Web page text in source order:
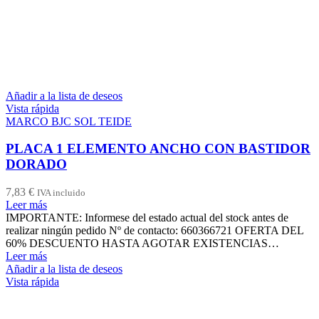
Añadir a la lista de deseos
Vista rápida
MARCO BJC SOL TEIDE
PLACA 1 ELEMENTO ANCHO CON BASTIDOR
DORADO
7,83 € IVA incluido
Leer más
IMPORTANTE: Informese del estado actual del stock antes de
realizar ningún pedido Nº de contacto: 660366721 OFERTA DEL
60% DESCUENTO HASTA AGOTAR EXISTENCIAS…
Leer más
Añadir a la lista de deseos
Vista rápida